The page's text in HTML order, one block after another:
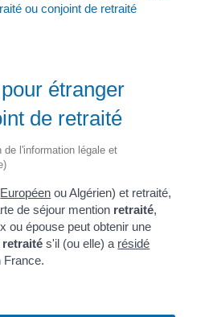
ou conjoint de retraité
étranger
de retraité
de l'information légale et
Européen ou Algérien) et retraité,
de séjour mention retraité,
ou épouse peut obtenir une
s'il (ou elle) a résidé
France.